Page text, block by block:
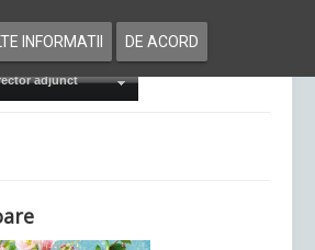
INFORMATII DE ACORD
adjunct